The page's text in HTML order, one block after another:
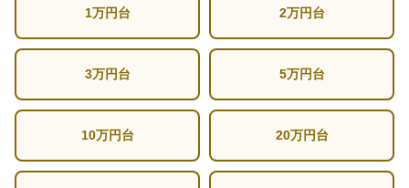
1万円台 2万円台
3万円台 5万円台
10万円台 20万円台